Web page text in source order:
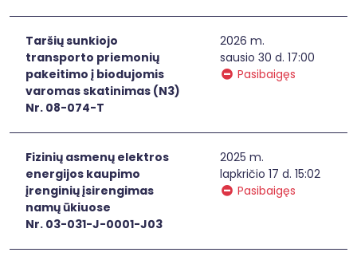
Taršių sunkiojo
transporto priemonių
pakeitimo į biodujomis
varomas skatinimas (N3)
Nr. 08-074-T
2026 m.
sausio 30 d. 17:00
Pasibaigęs
Fizinių asmenų elektros
energijos kaupimo
įrenginių įsirengimas
namų ūkiuose
Nr. 03-031-J-0001-J03
2025 m.
lapkričio 17 d. 15:02
Pasibaigęs